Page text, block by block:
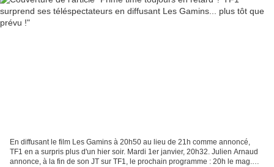
En diffusant le film Les Gamins à 20h50 au lieu de 21h comme annoncé,
TF1 en a surpris plus d'un hier soir. Mardi 1er janvier, 20h32. Julien Arnaud
annonce, à la fin de son JT sur TF1, le prochain programme : 20h le mag.